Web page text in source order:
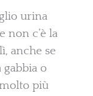
urina
non c’è la
anche se
o
più